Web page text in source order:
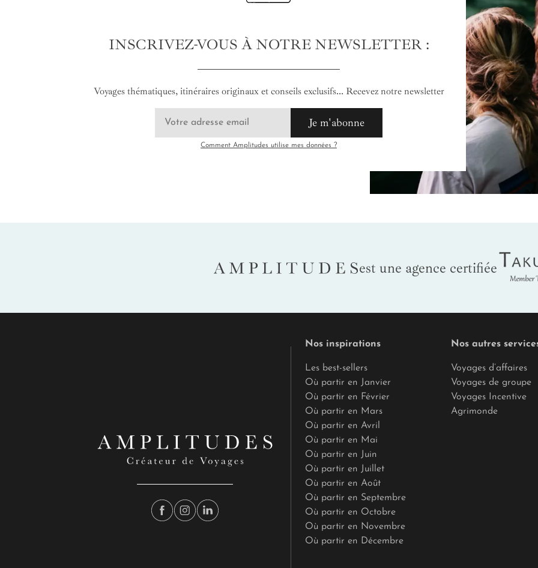
INSCRIVEZ-VOUS À NOTRE NEWSLETTER :
Voyages thématiques, itinéraires originaux et conseils exclusifs... Recevez notre newsletter
Je m'abonne
Comment Amplitudes utilise mes données ?
AMPLITUDES est une agence certifiée
Nos inspirations
Les best-sellers
Où partir en Janvier
Où partir en Février
Où partir en Mars
Où partir en Avril
Où partir en Mai
Où partir en Juin
Où partir en Juillet
Où partir en Août
Où partir en Septembre
Où partir en Octobre
Où partir en Novembre
Où partir en Décembre
Nos autres
Voyages d’affaires
Voyages de groupe
Voyages Incentive
Agrimonde